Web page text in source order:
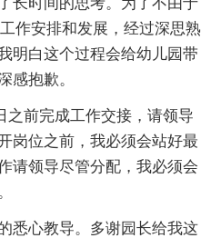
长时间的思考。为了不由于
作安排和发展，经过深思熟
明白这个过程会给幼儿园带
感抱歉。
之前完成工作交接，请领导
岗位之前，我必须会站好最
请领导尽管分配，我必须会
悉心教导。多谢园长给我这